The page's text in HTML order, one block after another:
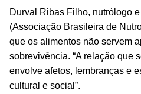
Durval Ribas Filho, nutrólogo
(Associação Brasileira de
que os alimentos não servem
sobrevivência. “A relação que
envolve afetos, lembranças e
cultural e social”.